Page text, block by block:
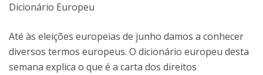
Dicionário Europeu
Até às eleições europeias de junho damos a conhecer
diversos termos europeus. O dicionário europeu desta
semana explica o que é a carta dos direitos